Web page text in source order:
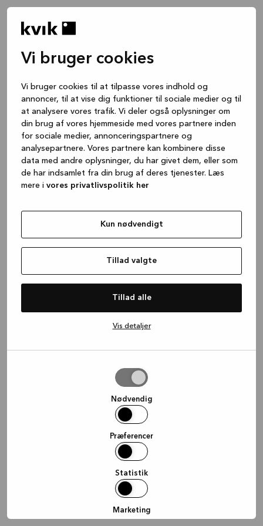
Vi bruger cookies
Vi bruger cookies til at tilpasse vores indhold og
annoncer, til at vise dig funktioner til sociale medier og til
at analysere vores trafik. Vi deler også oplysninger om
din brug af vores hjemmeside med vores partnere inden
for sociale medier, annonceringspartnere og
analysepartnere. Vores partnere kan kombinere disse
data med andre oplysninger, du har givet dem, eller som
de har indsamlet fra din brug af deres tjenester. Læs
mere i vores privatlivspolitik her
Kun nødvendigt
Tillad valgte
Tillad alle
Vis detaljer
Nødvendig
Præferencer
Statistik
Marketing
(see the browser console for more
information).